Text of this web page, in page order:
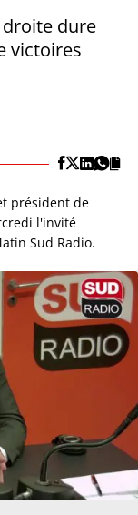
droite dure
victoires
président de
l'invité
Sud Radio.